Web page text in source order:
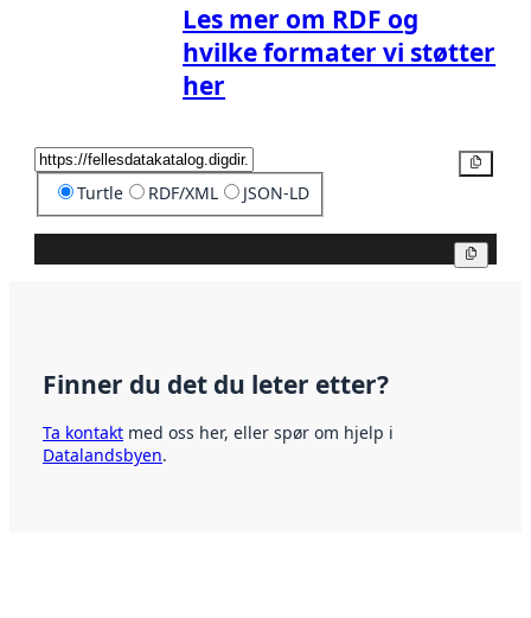
Les mer om RDF og
hvilke formater vi støtter
her
Turtle RDF/XML JSON-LD
Finner du det du leter etter?
Ta kontakt med oss her, eller spør om hjelp i
Datalandsbyen.